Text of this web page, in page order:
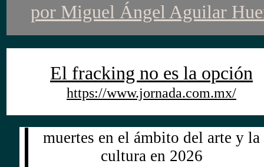
por Miguel Ángel Aguilar
El fracking no es la opción
https://www.jornada.com.mx/
muertes en el ámbito del arte y la
cultura en 2026